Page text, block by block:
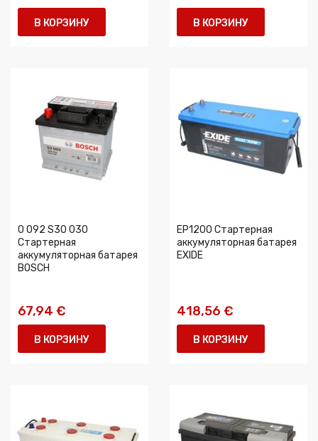
В КОРЗИНУ В КОРЗИНУ
0 092 S30 030
Стартерная
аккумуляторная батарея
BOSCH
67,94 €
В КОРЗИНУ
EP1200 Стартерная
аккумуляторная батарея
EXIDE
418,56 €
В КОРЗИНУ